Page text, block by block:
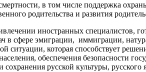
в том числе поддержка
родительства и развития
иностранных специалистов,
в сфере эмиграции, иммиграции,
которая способствует
обеспечения безопасности
русской культуры, русского